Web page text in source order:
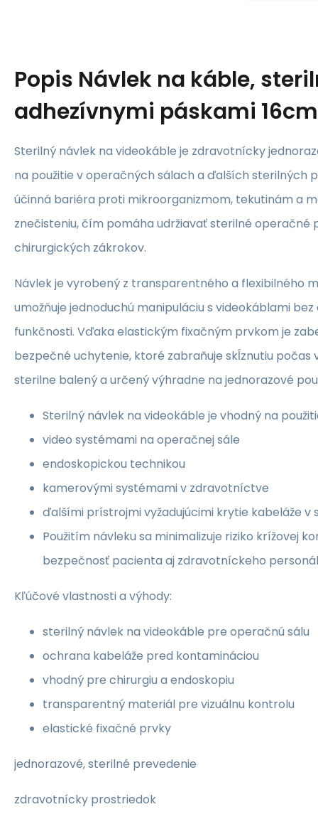
Popis Návlek na káble,
adhezívnymi páskami
Sterilný návlek na videokáble je zdravotnícky
na použitie v operačných sálach a ďalších sterilných
účinná bariéra proti mikroorganizmom, tekutinám a
znečisteniu, čím pomáha udržiavať sterilné operačné
chirurgických zákrokov.
Návlek je vyrobený z transparentného a flexibilného
umožňuje jednoduchú manipuláciu s videokáblami
funkčnosti. Vďaka elastickým fixačným prvkom je
bezpečné uchytenie, ktoré zabraňuje skĺznutiu počas
sterilne balený a určený výhradne na jednorazové
Sterilný návlek na videokáble je vhodný na
video systémami na operačnej sále
endoskopickou technikou
kamerovými systémami v zdravotníctve
ďalšími prístrojmi vyžadujúcimi krytie kabeláže
Použitím návleku sa minimalizuje riziko krížovej
bezpečnosť pacienta aj zdravotníckeho
Kľúčové vlastnosti a výhody:
sterilný návlek na videokáble pre operačnú sálu
ochrana kabeláže pred kontamináciou
vhodný pre chirurgiu a endoskopiu
transparentný materiál pre vizuálnu kontrolu
elastické fixačné prvky
jednorazové, sterilné prevedenie
zdravotnícky prostriedok